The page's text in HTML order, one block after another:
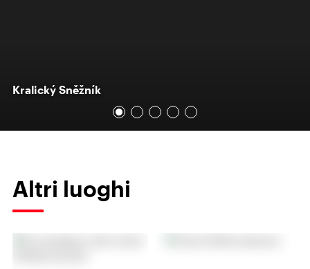
Kralický Sněžník
Altri luoghi